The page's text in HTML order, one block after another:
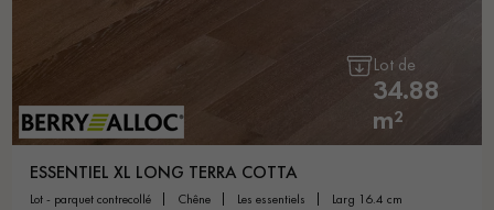
Un expert Décoplus Parquets vous appelle
Demandez un rendez-vous personnalisé
Lot de
34.88
m²
ESSENTIEL XL LONG TERRA COTTA
lot - parquet contrecollé chêne les essentiels larg 16.4 cm